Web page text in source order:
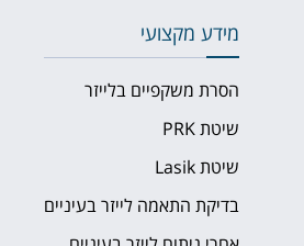
מידע מקצועי
הסרת משקפיים בלייזר
שיטת PRK
שיטת Lasik
בדיקת התאמה לייזר בעיניים